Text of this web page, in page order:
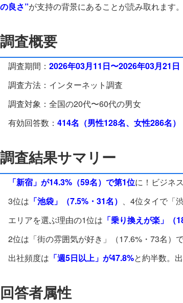
の良さ”が支持の背景にあることが読み取れます。
調査概要
調査期間： 2026年03月11日〜2026年03月21日
調査方法：インターネット調査
調査対象：全国の20代〜60代の男女
有効回答数： 414名（男性128名、女性286名）
調査結果サマリー
「新宿」が14.3%（59名）で第1位に！ビジネ
3位は 「池袋」（7.5%・31名） 、4位タイで「
エリアを選ぶ理由の1位は 「乗り換えが楽」（
2位は「街の雰囲気が好き」（17.6%・73名）で
出社頻度は 「週5日以上」が47.8%と約半数。
回答者属性